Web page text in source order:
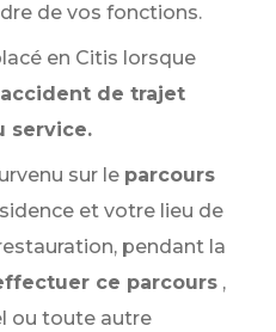
de vos fonctions.
en Citis lorsque
accident de trajet
service.
sur le parcours
et votre lieu de
pendant la
ce parcours ,
ou toute autre